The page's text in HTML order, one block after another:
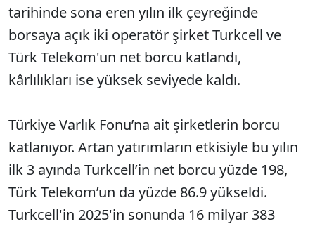
tarihinde sona eren yılın ilk çeyreğinde
borsaya açık iki operatör şirket Turkcell ve
Türk Telekom'un net borcu katlandı,
kârlılıkları ise yüksek seviyede kaldı.
Türkiye Varlık Fonu’na ait şirketlerin borcu
katlanıyor. Artan yatırımların etkisiyle bu yılın
ilk 3 ayında Turkcell’in net borcu yüzde 198,
Türk Telekom’un da yüzde 86.9 yükseldi.
Turkcell'in 2025'in sonunda 16 milyar 383